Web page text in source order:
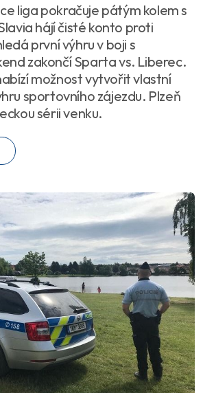
liga pokračuje pátým kolem s
hájí čisté konto proti
první výhru v boji s
zakončí Sparta vs. Liberec.
možnost vytvořit vlastní
sportovního zájezdu. Plzeň
sérii venku.